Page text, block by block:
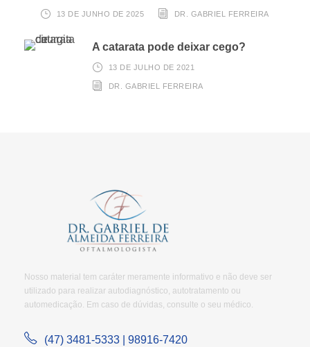
13 DE JUNHO DE 2025 DR. GABRIEL FERREIRA
A catarata pode deixar cego?
13 DE JULHO DE 2021
DR. GABRIEL FERREIRA
Nosso material tem caráter meramente informativo e não deve ser
utilizado para realizar autodiagnóstico, autotratamento ou
automedicação. Em caso de dúvidas, consulte o seu médico.
(47) 3481-5333 | 98916-7420